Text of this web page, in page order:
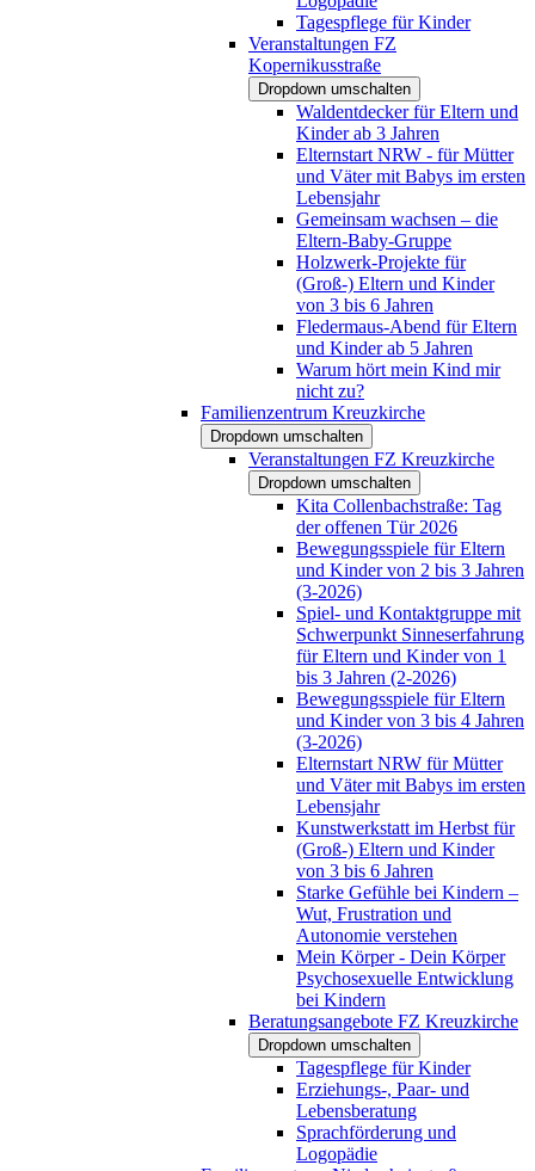
Tagespflege für Kinder
Veranstaltungen FZ
Kopernikusstraße
Dropdown umschalten
Waldentdecker für Eltern und
Kinder ab 3 Jahren
Elternstart NRW - für Mütter
und Väter mit Babys im ersten
Lebensjahr
Gemeinsam wachsen – die
Eltern-Baby-Gruppe
Holzwerk-Projekte für
(Groß-) Eltern und Kinder
von 3 bis 6 Jahren
Fledermaus-Abend für Eltern
und Kinder ab 5 Jahren
Warum hört mein Kind mir
nicht zu?
Familienzentrum Kreuzkirche
Dropdown umschalten
Veranstaltungen FZ Kreuzkirche
Dropdown umschalten
Kita Collenbachstraße: Tag
der offenen Tür 2026
Bewegungsspiele für Eltern
und Kinder von 2 bis 3 Jahren
(3-2026)
Spiel- und Kontaktgruppe mit
Schwerpunkt Sinneserfahrung
für Eltern und Kinder von 1
bis 3 Jahren (2-2026)
Bewegungsspiele für Eltern
und Kinder von 3 bis 4 Jahren
(3-2026)
Elternstart NRW für Mütter
und Väter mit Babys im ersten
Lebensjahr
Kunstwerkstatt im Herbst für
(Groß-) Eltern und Kinder
von 3 bis 6 Jahren
Starke Gefühle bei Kindern –
Wut, Frustration und
Autonomie verstehen
Mein Körper - Dein Körper
Psychosexuelle Entwicklung
bei Kindern
Beratungsangebote FZ Kreuzkirche
Dropdown umschalten
Tagespflege für Kinder
Erziehungs-, Paar- und
Lebensberatung
Sprachförderung und
Logopädie